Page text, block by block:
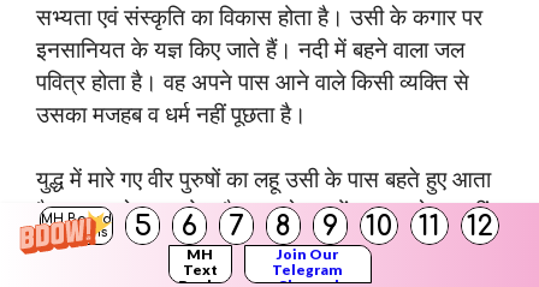
MH Board
Solutions
5 6 7 8 9 10 11 12
MH
Text
Join Our
Telegram
सभ्यता एवं संस्कृति का विकास होता है। उसी के कगार पर
इनसानियत के यज्ञ किए जाते हैं। नदी में बहने वाला जल
पवित्र होता है। वह अपने पास आने वाले किसी व्यक्ति से
उसका मजहब व धर्म नहीं पूछता है।
युद्ध में मारे गए वीर पुरुषों का लहू उसी के पास बहते हुए आता
है। वह सबके घाव धोता है। उससे दूसरों का दुख देखा नहीं
जाता। जिस प्रकार नदी के जल के पास गुण होते हैं; वैसे गुण
मनुष्य में भी होने चाहिए। मनुष्य को मानवीय गुणों को स्वीकार